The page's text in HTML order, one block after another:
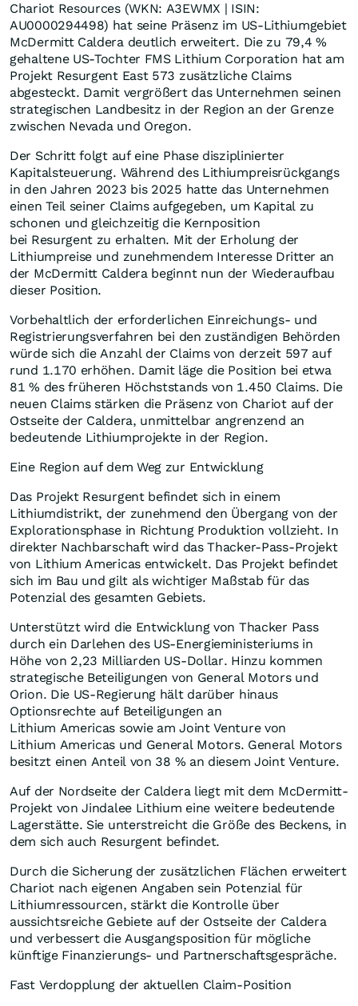
Chariot Resources (WKN: A3EWMX | ISIN:
AU0000294498) hat seine Präsenz im US-Lithiumgebiet
McDermitt Caldera deutlich erweitert. Die zu 79,4 %
gehaltene US-Tochter FMS Lithium Corporation hat am
Projekt Resurgent East 573 zusätzliche Claims
abgesteckt. Damit vergrößert das Unternehmen seinen
strategischen Landbesitz in der Region an der Grenze
zwischen Nevada und Oregon.
Der Schritt folgt auf eine Phase disziplinierter
Kapitalsteuerung. Während des Lithiumpreisrückgangs
in den Jahren 2023 bis 2025 hatte das Unternehmen
einen Teil seiner Claims aufgegeben, um Kapital zu
schonen und gleichzeitig die Kernposition
bei Resurgent zu erhalten. Mit der Erholung der
Lithiumpreise und zunehmendem Interesse Dritter an
der McDermitt Caldera beginnt nun der Wiederaufbau
dieser Position.
Vorbehaltlich der erforderlichen Einreichungs- und
Registrierungsverfahren bei den zuständigen Behörden
würde sich die Anzahl der Claims von derzeit 597 auf
rund 1.170 erhöhen. Damit läge die Position bei etwa
81 % des früheren Höchststands von 1.450 Claims. Die
neuen Claims stärken die Präsenz von Chariot auf der
Ostseite der Caldera, unmittelbar angrenzend an
bedeutende Lithiumprojekte in der Region.
Eine Region auf dem Weg zur Entwicklung
Das Projekt Resurgent befindet sich in einem
Lithiumdistrikt, der zunehmend den Übergang von der
Explorationsphase in Richtung Produktion vollzieht. In
direkter Nachbarschaft wird das Thacker-Pass-Projekt
von Lithium Americas entwickelt. Das Projekt befindet
sich im Bau und gilt als wichtiger Maßstab für das
Potenzial des gesamten Gebiets.
Unterstützt wird die Entwicklung von Thacker Pass
durch ein Darlehen des US-Energieministeriums in
Höhe von 2,23 Milliarden US-Dollar. Hinzu kommen
strategische Beteiligungen von General Motors und
Orion. Die US-Regierung hält darüber hinaus
Optionsrechte auf Beteiligungen an
Lithium Americas sowie am Joint Venture von
Lithium Americas und General Motors. General Motors
besitzt einen Anteil von 38 % an diesem Joint Venture.
Auf der Nordseite der Caldera liegt mit dem McDermitt-
Projekt von Jindalee Lithium eine weitere bedeutende
Lagerstätte. Sie unterstreicht die Größe des Beckens, in
dem sich auch Resurgent befindet.
Durch die Sicherung der zusätzlichen Flächen erweitert
Chariot nach eigenen Angaben sein Potenzial für
Lithiumressourcen, stärkt die Kontrolle über
aussichtsreiche Gebiete auf der Ostseite der Caldera
und verbessert die Ausgangsposition für mögliche
künftige Finanzierungs- und Partnerschaftsgespräche.
Fast Verdopplung der aktuellen Claim-Position